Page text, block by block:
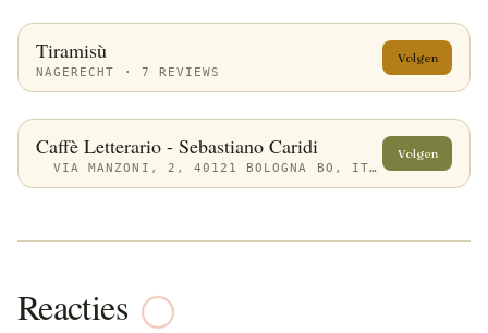
Tiramisù
NAGERECHT · 7 REVIEWS
Volgen
Caffè Letterario - Sebastiano Caridi
VIA MANZONI, 2, 40121 BOLOGNA BO, ITALY
Volgen
Reacties